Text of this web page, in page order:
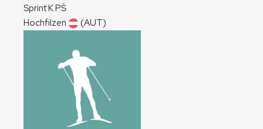
SprintKPŚ
Hochfilzen
(AUT)